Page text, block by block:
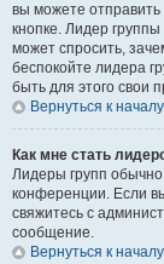
вы можете отправить
кнопке. Лидер
может спросить,
беспокойте лидера
быть для этого свои
Вернуться к началу
Как мне стать
Лидеры групп
конференции. Если
свяжитесь с
сообщение.
Вернуться к началу